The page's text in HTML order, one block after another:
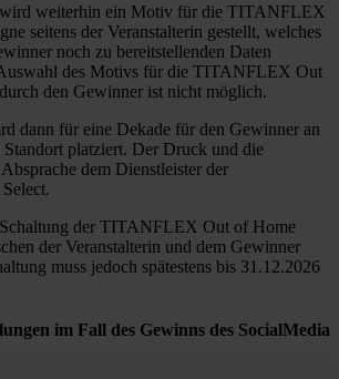
weiterhin ein Motiv für die TITANFLEX
seitens der Veranstalterin gestellt, welches
noch zu bereitstellenden Daten
des Motivs für die TITANFLEX Out
den Gewinner ist nicht möglich.
dann für eine Dekade für den Gewinner an
Standort platziert. Der Druck und die
dem Dienstleister der
der TITANFLEX Out of Home
der Veranstalterin und dem Gewinner
muss jedoch spätestens bis 31.12.2026
im Fall des Gewinns des SocialMedia